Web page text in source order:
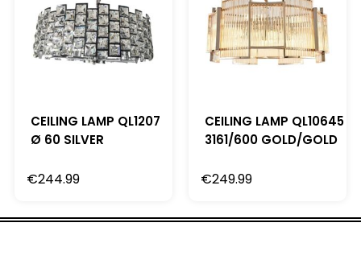
CEILING LAMP QL1207
Ø 60 SILVER
€244.99
CEILING LAMP QL10645
3161/600 GOLD/GOLD
€249.99